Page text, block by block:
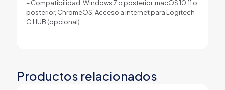
– Compatibilidad: Windows 7 o posterior, macOS 10.11 o
posterior, ChromeOS. Acceso a internet para Logitech
G HUB (opcional).
Productos relacionados